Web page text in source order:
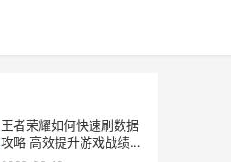
王者荣耀如何快速刷数据
攻略 高效提升游戏战绩技
巧揭秘